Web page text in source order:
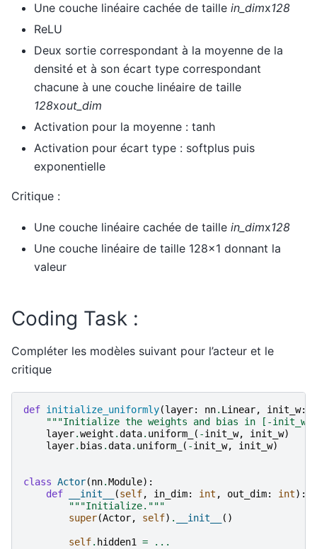
Une couche linéaire cachée de taille in_dimx128
ReLU
Deux sortie correspondant à la moyenne de la
densité et à son écart type correspondant
chacune à une couche linéaire de taille
128xout_dim
Activation pour la moyenne : tanh
Activation pour écart type : softplus puis
exponentielle
Critique :
Une couche linéaire cachée de taille in_dimx128
Une couche linéaire de taille 128x1 donnant la
valeur
Coding Task :
Compléter les modèles suivant pour l’acteur et le
critique
def initialize_uniformly(layer: nn. Linear, init_w:
"""Initialize the weights and bias in [-
layer.weight .data. uniform_ ( -init_w, init_w)
layer. bias .data. uniform_ ( -init_w, init_w)
class Actor(nn.Module):
def
__init__ (self, in_dim: int , out_dim: int):
"""Initialize."""
super(Actor, self) . __init__ ()
self. hidden1 =
...